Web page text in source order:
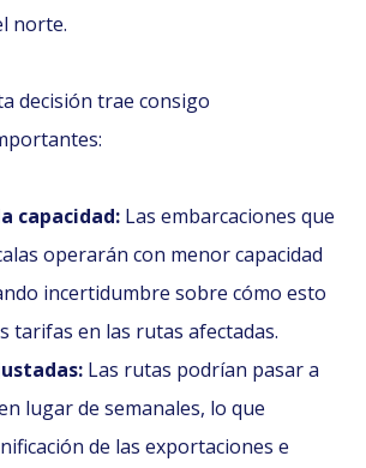
norte.
decisión trae consigo
capacidad: Las embarcaciones que
operarán con menor capacidad
incertidumbre sobre cómo esto
tarifas en las rutas afectadas.
Las rutas podrían pasar a
lugar de semanales, lo que
de las exportaciones e